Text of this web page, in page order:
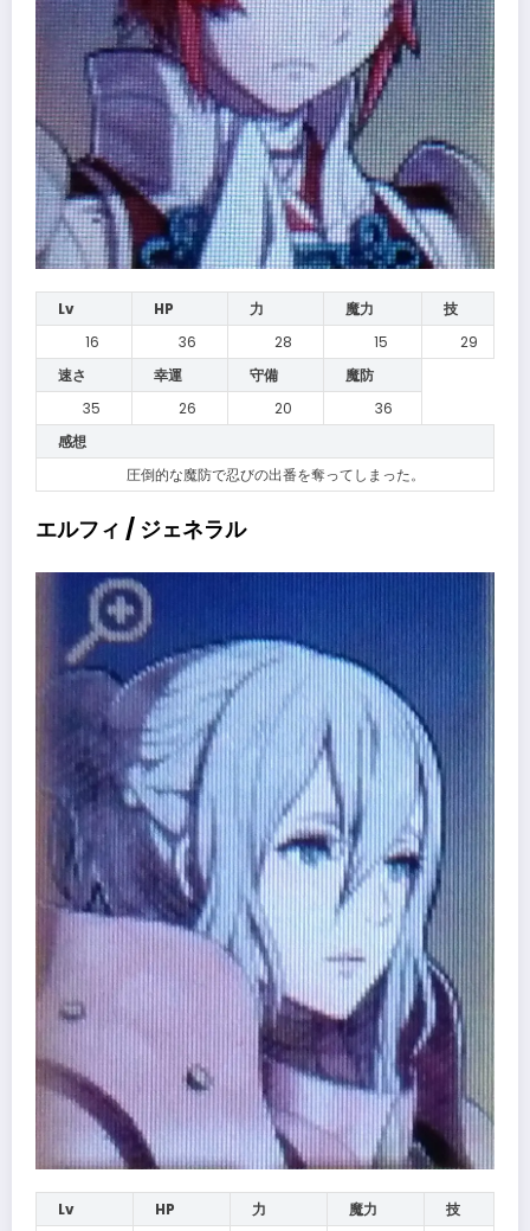
Lv HP 力 魔力
技
16
36 28 15
29
速さ
幸運 守備
魔防
35
26 20
36
感想
圧倒的な魔防で忍びの出番を奪ってしまった。
エルフィ / ジェネラル
Lv HP 力 魔力
技